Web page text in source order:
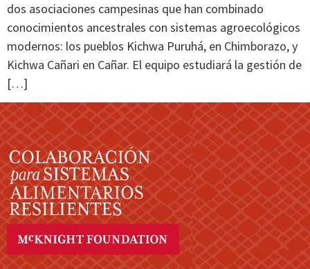
dos asociaciones campesinas que han combinado
conocimientos ancestrales con sistemas agroecológicos
modernos: los pueblos Kichwa Puruhá, en Chimborazo, y
Kichwa Cañari en Cañar. El equipo estudiará la gestión de
[…]